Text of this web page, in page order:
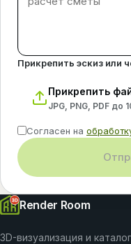
Прикрепить эскиз или
Прикрепить
JPG, PNG, PDF до
Согласен на
Render Room
3D-визуализация и